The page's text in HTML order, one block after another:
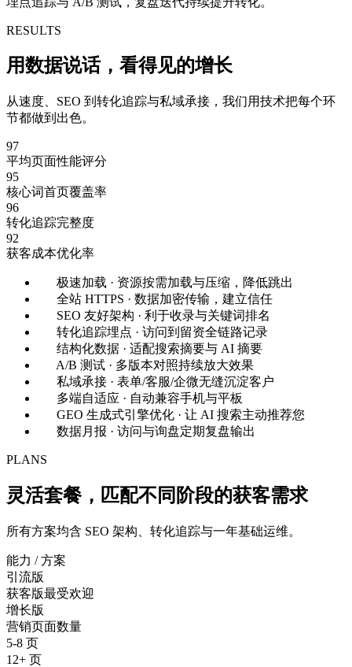
RESULTS
用数据说话， 看得见的增长
从速度、SEO 到转化追踪与私域承接，我们用技术把每个环
节都做到出色。
97
平均页面性能评分
95
核心词首页覆盖率
96
转化追踪完整度
92
获客成本优化率
极速加载 · 资源按需加载与压缩，降低跳出
全站 HTTPS · 数据加密传输，建立信任
SEO 友好架构 · 利于收录与关键词排名
转化追踪埋点 · 访问到留资全链路记录
结构化数据 · 适配搜索摘要与 AI 摘要
A/B 测试 · 多版本对照持续放大效果
私域承接 · 表单/客服/企微无缝沉淀客户
多端自适应 · 自动兼容手机与平板
GEO 生成式引擎优化 · 让 AI 搜索主动推荐您
数据月报 · 访问与询盘定期复盘输出
PLANS
灵活套餐，匹配不同阶段的获客需求
所有方案均含 SEO 架构、转化追踪与一年基础运维。
能力 / 方案
引流版
获客版最受欢迎
增长版
营销页面数量
5-8 页
12+ 页